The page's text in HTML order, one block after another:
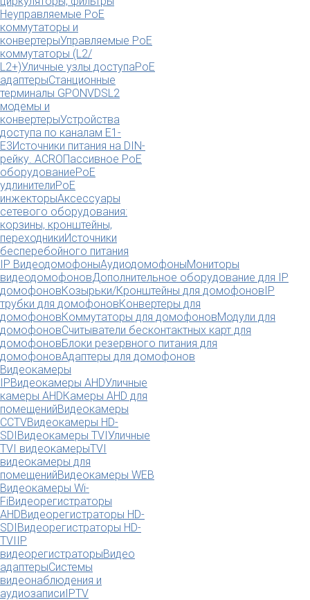
Неуправляемые PoE
коммутаторы и
конвертерыУправляемые PoE
коммутаторы (L2/
L2+)Уличные узлы доступаPoE
адаптерыСтанционные
терминалы GPONVDSL2
модемы и
конвертерыУстройства
доступа по каналам E1-
E3Источники питания на DIN-
рейку. ACROПассивное PoE
оборудованиеPoE
удлинителиPoE
инжекторыАксессуары
сетевого оборудования:
корзины, кронштейны,
переходникиИсточники
бесперебойного питания
IP ВидеодомофоныАудиодомофоныМониторы
видеодомофоновДополнительное оборудование для IP
домофоновКозырьки/Кронштейны для домофоновIP
трубки для домофоновКонвертеры для
домофоновКоммутаторы для домофоновМодули для
домофоновСчитыватели бесконтактных карт для
домофоновБлоки резервного питания для
домофоновАдаптеры для домофонов
Видеокамеры
IPВидеокамеры AHDУличные
камеры AHDКамеры AHD для
помещенийВидеокамеры
CCTVВидеокамеры HD-
SDIВидеокамеры TVIУличные
TVI видеокамерыTVI
видеокамеры для
помещенийВидеокамеры WEB
Видеокамеры Wi-
FiВидеорегистраторы
AHDВидеорегистраторы HD-
SDIВидеорегистраторы HD-
TVI IP
видеорегистраторыВидео
адаптерыСистемы
видеонаблюдения и
аудиозаписиIPTV